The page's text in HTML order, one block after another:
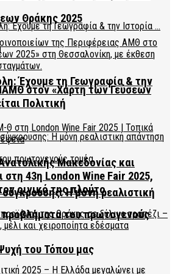
Έχουμε τη Γεωγραφία & την
Πολιτική
Η μόνη ρεαλιστική
του πρωτογενούς
Θράκης 2025
στον «Χάρτη των Γεύσεων
Μακεδονίας και
στη 43η London Wine Fair 2025,
οινικό της πλούτο
του Τόπου μας